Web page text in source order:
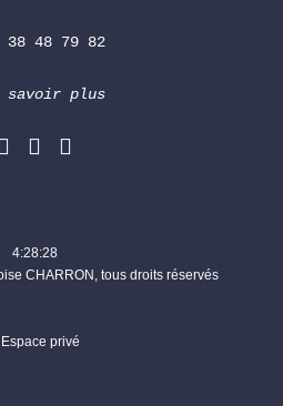
38 48 79 82
savoir plus
4:28:29
CHARRON, tous droits réservés
Espace privé